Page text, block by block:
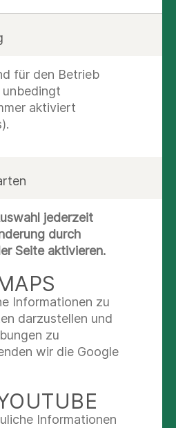
Das
von ausgewiesenen
im Konsens und auf Basis
festgelegt.
Lymphknoten.
in der Tumorchirurgie:
in der Leber
bei Tumoren
in Kooperation mit der
(Sarkome)
für den Betrieb
unbedingt
aktiviert
jederzeit
durch
Seite aktivieren.
Informationen zu
darzustellen und
zu
wir die Google
Informationen